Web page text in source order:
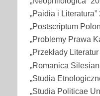
„Paidia i Literatura”
„Postscriptum
„Problemy Prawa
„Przekłady
„Romanica
„Studia
„Studia Politicae